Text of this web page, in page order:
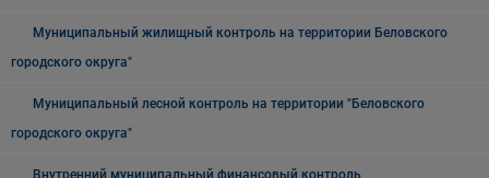
Муниципальный жилищный контроль на территории Беловского
городского округа"
Муниципальный лесной контроль на территории "Беловского
городского округа"
Внутренний муниципальный финансовый контроль